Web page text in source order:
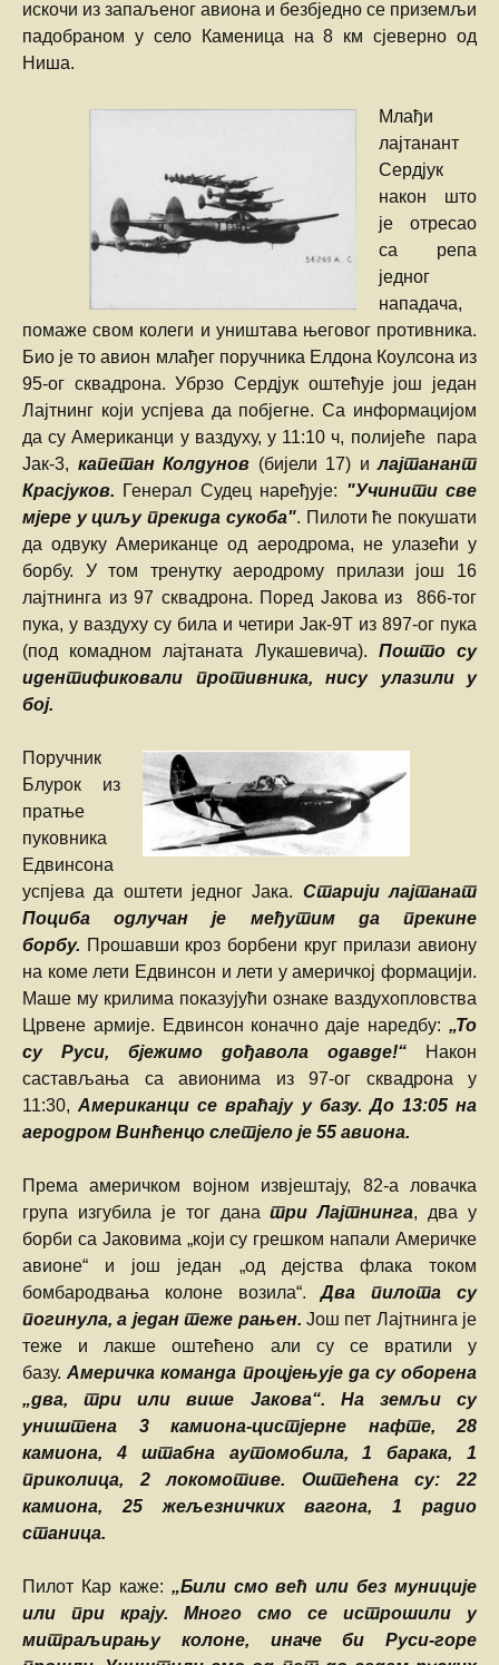
искочи из запаљеног авиона и безбједно се приземљи
падобраном у село Каменица на 8 км сјеверно од
Ниша.
Млађи
лајтанант
Сердјук
након што
је отресао
са репа
једног
нападача,
помаже свом колеги и уништава његовог противника.
Био је то авион млађег поручника Елдона Коулсона из
95-ог сквадрона. Убрзо Сердјук оштећује још један
Лајтнинг који успјева да побјегне. Са информацијом
да су Американци у ваздуху, у 11:10 ч, полијеће пара
Јак-3, капетан Колдунов (бијели 17) илајтанант
Красјуков. Генерал Судец наређује: "Учинити све
мјере у циљу прекида сукоба". Пилоти ће покушати
да одвуку Американце од аеродрома, не улазећи у
борбу. У том тренутку аеродрому прилази још 16
лајтнинга из 97 сквадрона. Поред Јакова из 866-тог
пука, у ваздуху су била и четири Јак-9Т из 897-ог пука
(под комадном лајтаната Лукашевича). Пошто су
идентификовали противника, нису улазили у
бој.
Поручник
Блурок из
пратње
пуковника
Едвинсона
успјева да оштети једног Јака. Старији лајтанат
Поциба одлучан је међутим да прекине
борбу. Прошавши кроз борбени круг прилази авиону
на коме лети Едвинсон и лети у америчкој формацији.
Маше му крилима показујући ознаке ваздухопловства
Црвене армије. Едвинсон коначно даје наредбу: „То
су Руси, бјежимо дођавола одавде!“ Након
састављања са авионима из 97-ог сквадрона у
11:30,Американци се враћају у базу. До 13:05 на
аеродром Винћенцо слетјело је 55 авиона.
Према америчком војном извјештају, 82-а ловачка
група изгубила је тог данатри Лајтнинга, два у
борби са Јаковима „који су грешком напали Америчке
авионе“ и још један „од дејства флака током
бомбародвања колоне возила“.Два пилота су
погинула, а један теже рањен. Још пет Лајтнинга је
теже и лакше оштећено али су се вратили у
базу.Америчка команда процјењује да су оборена
„два, три или више Јакова“. На земљи су
уништена 3 камиона-цистјерне нафте, 28
камиона, 4 штабна аутомобила, 1 барака, 1
приколица, 2 локомотиве. Оштећена су: 22
камиона, 25 жељезничких вагона, 1 радио
станица.
Пилот Кар каже: „Били смо већ или без муниције
или при крају. Много смо се истрошили у
митраљирању колоне, иначе би Руси-горе